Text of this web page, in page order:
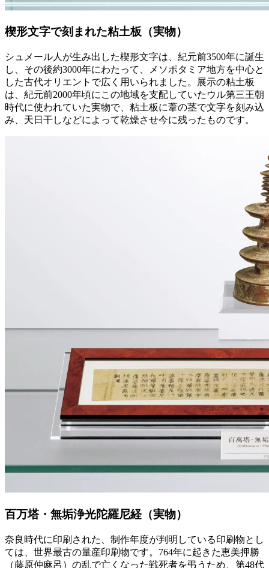
楔形文字で刻まれた粘土板（実物）
シュメール人が生み出した楔形文字は、紀元前3500年に誕生
し、その後約3000年にわたって、メソポタミア地方を中心と
した古代オリエントで広く用いられました。展示の粘土板
は、紀元前2000年頃にこの地域を支配していたウル第三王朝
時代に使われていた実物で、粘土板に葦の茎で文字を刻み込
み、天日干しなどによって乾燥させ今に残ったものです。
百万塔・無垢浄光陀羅尼経（実物）
奈良時代に印刷された、制作年度が判明している印刷物とし
ては、世界最古の量産印刷物です。764年に起きた恵美押勝
（藤原仲麻呂）の乱で亡くなった戦死者を弔うため、第48代